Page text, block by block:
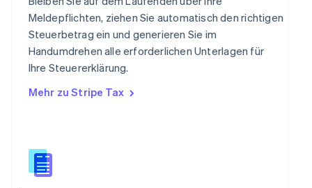
Meldepflichten, ziehen Sie automatisch den richtigen
Steuerbetrag ein und generieren Sie im
Handumdrehen alle erforderlichen Unterlagen für
Ihre Steuererklärung.
Mehr zu Stripe Tax
Schweden
SvenskaEnglish
Schweiz
DeutschFrançais ItalianoEnglish
Singapur
Slowakei
Sonderverwaltungsregion Hongkong,
China